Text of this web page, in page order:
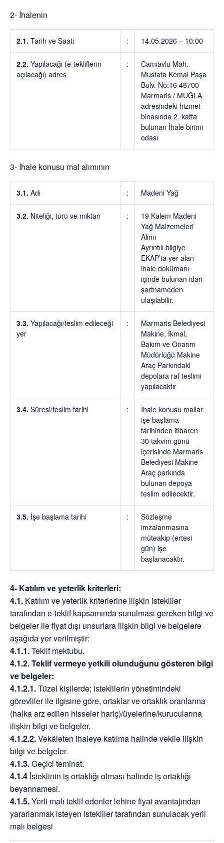
2- İhalenin
2.1. Tarih ve Saati : 14.05.2026 – 10:00
2.2. Yapılacağı (e-tekliflerin
açılacağı) adres
:
Camiavlu Mah.
Mustafa Kemal Paşa
Bulv. No:16 48700
Marmaris / MUĞLA
adresindeki hizmet
binasında 2. katta
bulunan İhale birimi
odası
3- İhale konusu mal alımının
3.1. Adı : Madeni Yağ
3.2. Niteliği, türü ve miktarı :
19 Kalem Madeni
Yağ Malzemeleri
Alımı
Ayrıntılı bilgiye
EKAP’ta yer alan
ihale dokümanı
içinde bulunan idari
şartnameden
ulaşılabilir.
3.3. Yapılacağı/teslim edileceği
yer
:
Marmaris Belediyesi
Makine, İkmal,
Bakım ve Onarım
Müdürlüğü Makine
Araç Parkındaki
depolara raf teslimi
yapılacaktır
3.4. Süresi/teslim tarihi :
İhale konusu mallar
işe başlama
tarihinden itibaren
30 takvim günü
içerisinde Marmaris
Belediyesi Makine
Araç parkında
bulunan depoya
teslim edilecektir.
3.5. İşe başlama tarihi :
Sözleşme
imzalanmasına
müteakip (ertesi
gün) işe
başlanacaktır.
4- Katılım ve yeterlik kriterleri:
4.1. Katılım ve yeterlik kriterlerine ilişkin istekliler
tarafından e-teklif kapsamında sunulması gereken bilgi ve
belgeler ile fiyat dışı unsurlara ilişkin bilgi ve belgelere
aşağıda yer verilmiştir:
4.1.1.Teklif mektubu.
4.1.2. Teklif vermeye yetkili olunduğunu gösteren bilgi
ve belgeler:
4.1.2.1.Tüzel kişilerde; isteklilerin yönetimindeki
görevliler ile ilgisine göre, ortaklar ve ortaklık oranlarına
(halka arz edilen hisseler hariç)/üyelerine/kurucularına
ilişkin bilgi ve belgeler.
4.1.2.2.Vekâleten ihaleye katılma halinde vekile ilişkin
bilgi ve belgeler.
4.1.3.Geçici teminat.
4.1.4 İsteklinin iş ortaklığı olması halinde iş ortaklığı
beyannamesi.
4.1.5.Yerli malı teklif edenler lehine fiyat avantajından
yararlanmak isteyen istekliler tarafından sunulacak yerli
malı belgesi